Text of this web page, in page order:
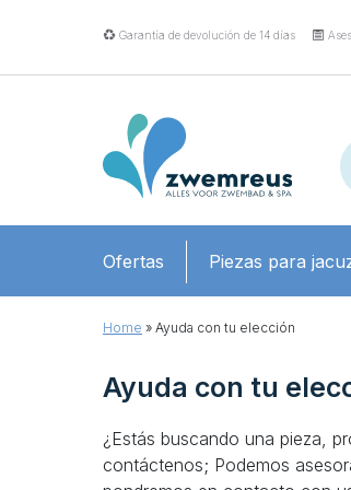
Garantía de devolución de 14 días
Ofertas Piezas para
Home » Ayuda con tu elección
Ayuda con tu
¿Estás buscando una pieza,
contáctenos; Podemos